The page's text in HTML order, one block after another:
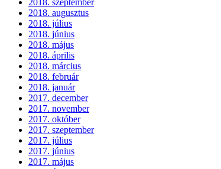
2018. augusztus
2018. július
2018. június
2018. május
2018. április
2018. március
2018. február
2018. január
2017. december
2017. november
2017. október
2017. szeptember
2017. július
2017. június
2017. május